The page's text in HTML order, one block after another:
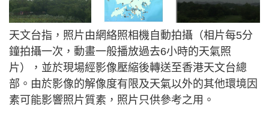
天文台指，照片由網絡照相機自動拍攝（相片每5分
鐘拍攝一次，動畫一般播放過去6小時的天氣照
片），並於現場經影像壓縮後轉送至香港天文台總
部。由於影像的解像度有限及天氣以外的其他環境因
素可能影響照片質素，照片只供參考之用。